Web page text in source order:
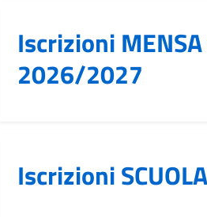
Iscrizioni MENSA
2026/2027
Iscrizioni